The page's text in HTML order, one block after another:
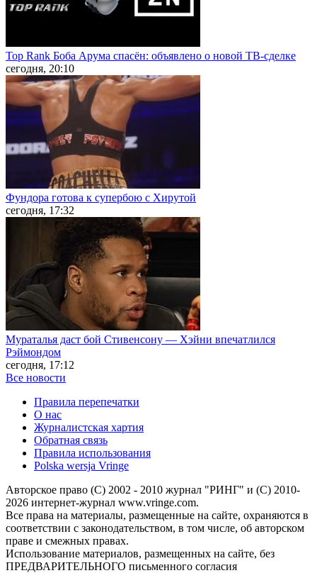
Top Rank Боба Арума спасён: объявлено о новой ТВ-сделке
сегодня, 20:10
Фундора готова к супербою с Хирутой
сегодня, 17:32
Мураталья даст бой Стивенсону — Хэйни впечатлился
Рэймондом
сегодня, 17:12
Все новости
Правила перепечатки
О нас
Журналистская хартия
Обратная связь
Правила использования
Polska wersja Vringe
Авторское право (С) 2002 - 2010 журнал "РИНГ" и (С) 2010-
2026 интернет-журнал www.vringe.com.
Все права на материалы, размещенные на сайте, охраняются в
соответствии с законодательством, в том числе, об авторском
праве и смежных правах.
Использование материалов, размещенных на сайте, без
ПРЕДВАРИТЕЛЬНОГО письменного согласия